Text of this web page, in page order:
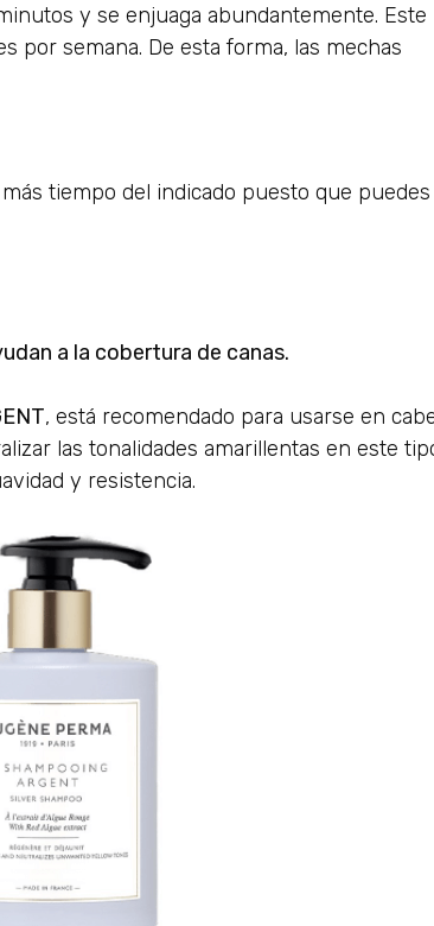
y se enjuaga abundantemente. Este
por semana. De esta forma, las mechas
tiempo del indicado puesto que puedes
a la cobertura de canas.
, está recomendado para usarse en
las tonalidades amarillentas en este
y resistencia.